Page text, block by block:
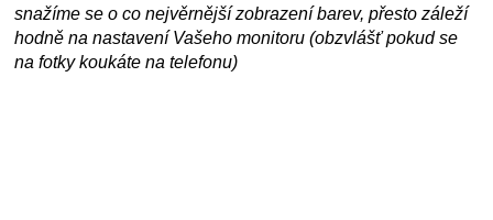
snažíme se o co nejvěrnější zobrazení barev, přesto záleží
hodně na nastavení Vašeho monitoru (obzvlášť pokud se
na fotky koukáte na telefonu)